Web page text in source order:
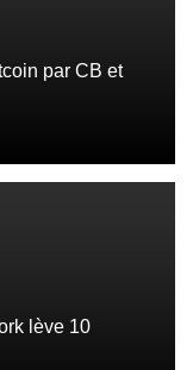
par CB et
lève 10